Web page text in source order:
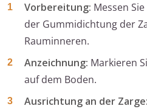
Vorbereitung: Messen
der Gummidichtung der
Rauminneren.
Anzeichnung: Markieren
auf dem Boden.
Ausrichtung an der Zarge: